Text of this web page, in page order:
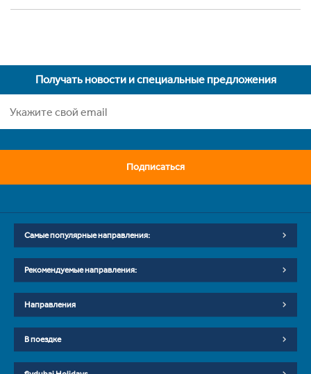
Получать новости и специальные предложения
Подписаться
Самые популярные направления:
Рекомендуемые направления:
Направления
В поездке